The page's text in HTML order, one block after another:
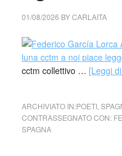
01/08/2026 BYCARLAITA
cctm collettivo … [Leggi
ARCHIVIATO IN:POETI,
CONTRASSEGNATO CON:
SPAGNA